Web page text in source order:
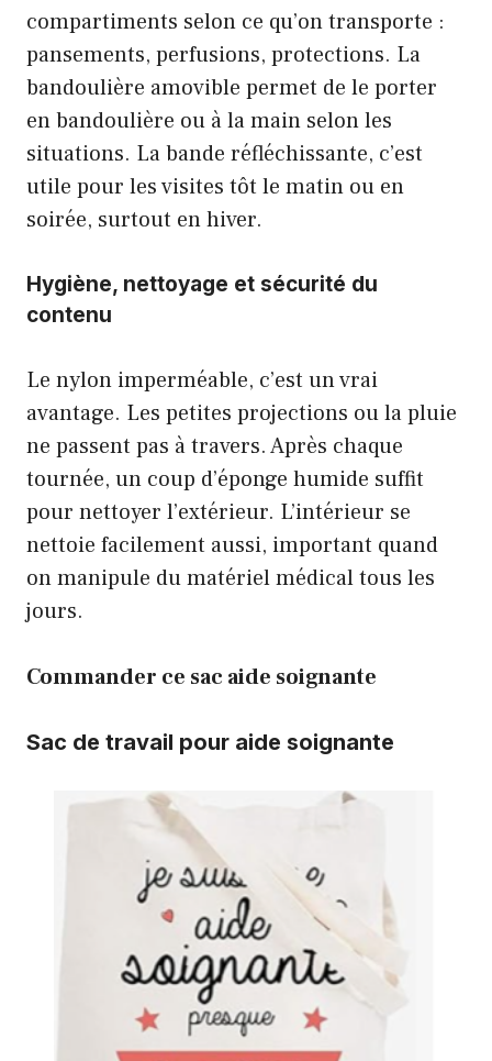
compartiments selon ce qu’on transporte :
pansements, perfusions, protections. La
bandoulière amovible permet de le porter
en bandoulière ou à la main selon les
situations. La bande réfléchissante, c’est
utile pour les visites tôt le matin ou en
soirée, surtout en hiver.
Hygiène, nettoyage et sécurité du
contenu
Le nylon imperméable, c’est un vrai
avantage. Les petites projections ou la pluie
ne passent pas à travers. Après chaque
tournée, un coup d’éponge humide suffit
pour nettoyer l’extérieur. L’intérieur se
nettoie facilement aussi, important quand
on manipule du matériel médical tous les
jours.
Commander ce sac aide soignante
Sac de travail pour aide soignante